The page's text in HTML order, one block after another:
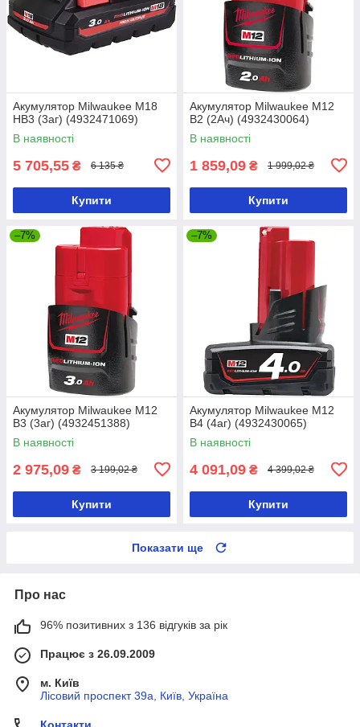
Акумулятор Milwaukee M18
HB3 (3аг) (4932471069)
В наявності
5 705,55 ₴ 6 135 ₴
Купити
Акумулятор Milwaukee M12
B2 (2Ач) (4932430064)
В наявності
1 859,09 ₴ 1 999,02 ₴
Купити
–7%
Акумулятор Milwaukee M12
B3 (3аг) (4932451388)
В наявності
2 975,09 ₴ 3 199,02 ₴
Купити
–7%
Акумулятор Milwaukee M12
B4 (4аг) (4932430065)
В наявності
4 091,09 ₴ 4 399,02 ₴
Купити
Показати ще
Про нас
96% позитивних з 136 відгуків за рік
Працює з 26.09.2009
м. Київ
Лісовий проспект 39а, Київ, Україна